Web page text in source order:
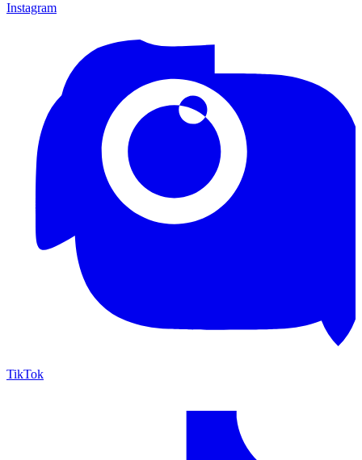
Instagram
TikTok